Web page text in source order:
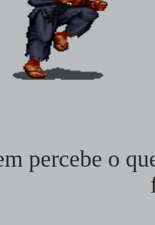
percebe o